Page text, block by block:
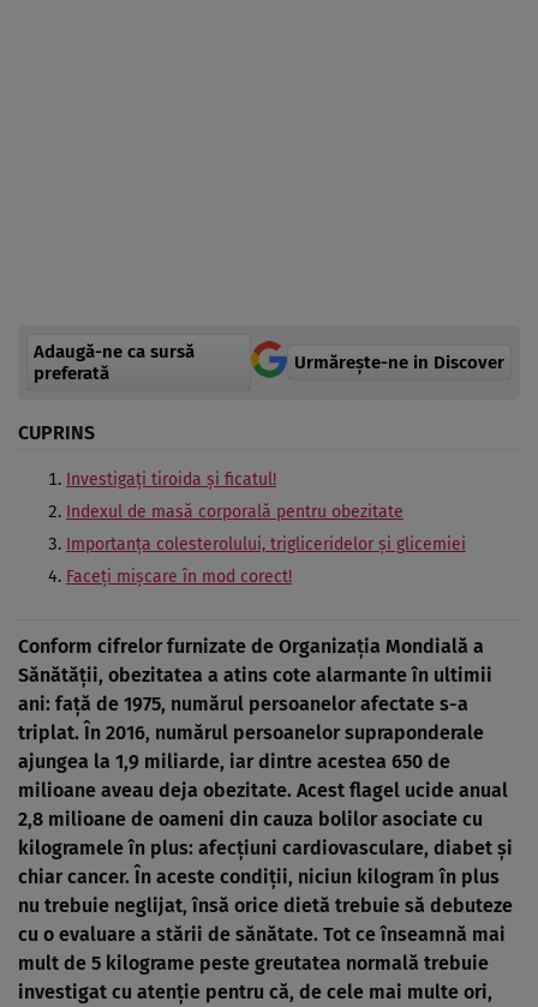
Adaugă-ne ca sursă
preferată
Urmărește-ne in Discover
CUPRINS
Investigaţi tiroida şi ficatul!
Indexul de masă corporală pentru obezitate
Importanţa colesterolului, trigliceridelor şi glicemiei
Faceţi mişcare în mod corect!
Conform cifrelor furnizate de Organizaţia Mondială a
Sănătăţii, obezitatea a atins cote alarmante în ultimii
ani: faţă de 1975, numărul persoanelor afectate s-a
triplat. În 2016, numărul persoanelor supraponderale
ajungea la 1,9 miliarde, iar dintre acestea 650 de
milioane aveau deja obezitate. Acest flagel ucide anual
2,8 milioane de oameni din cauza bolilor asociate cu
kilogramele în plus: afecţiuni cardiovasculare, diabet şi
chiar cancer. În aceste condiţii, niciun kilogram în plus
nu trebuie neglijat, însă orice dietă trebuie să debuteze
cu o evaluare a stării de sănătate. Tot ce înseamnă mai
mult de 5 kilograme peste greutatea normală trebuie
investigat cu atenţie pentru că, de cele mai multe ori,